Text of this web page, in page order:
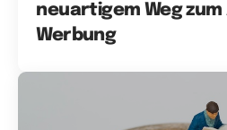
neuartigem Weg zum
Werbung